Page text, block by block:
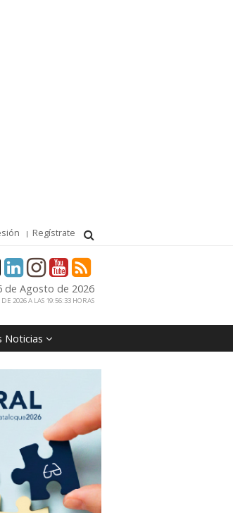
Regístrate
de Agosto de 2026
2026 A LAS 19:56:33 HORAS
Noticias